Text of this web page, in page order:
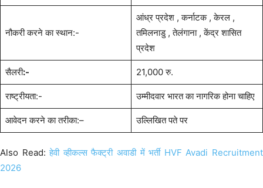
नौकरी करने का स्थान:-
आंध्र प्रदेश , कर्नाटक , केरल ,
तमिलनाडु , तेलंगाना , केंद्र शासित
प्रदेश
सैलरी:- 21,000 रु.
राष्ट्रीयता:- उम्मीदवार भारत का नागरिक होना चाहिए
आवेदन करने का तरीका:– उल्लिखित पते पर
Also Read:हेवी व्हीकल्स फैक्ट्री अवाडी में भर्ती HVF Avadi Recruitment
2026